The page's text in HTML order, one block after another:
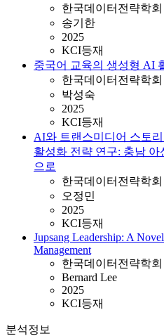
한국데이터전략학회
송기한
2025
KCI등재
중국어 교육의 생성형 AI
한국데이터전략학회
박성숙
2025
KCI등재
AI와 트랜스미디어 스토
활성화 전략 연구: 충남
으로
한국데이터전략학회
오정민
2025
KCI등재
Jupsang Leadership: A
Management
한국데이터전략학회
Bernard Lee
2025
KCI등재
분석정보